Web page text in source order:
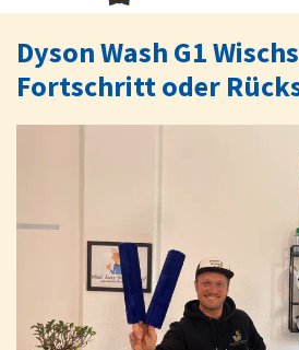
Dyson Wash G1
Fortschritt oder